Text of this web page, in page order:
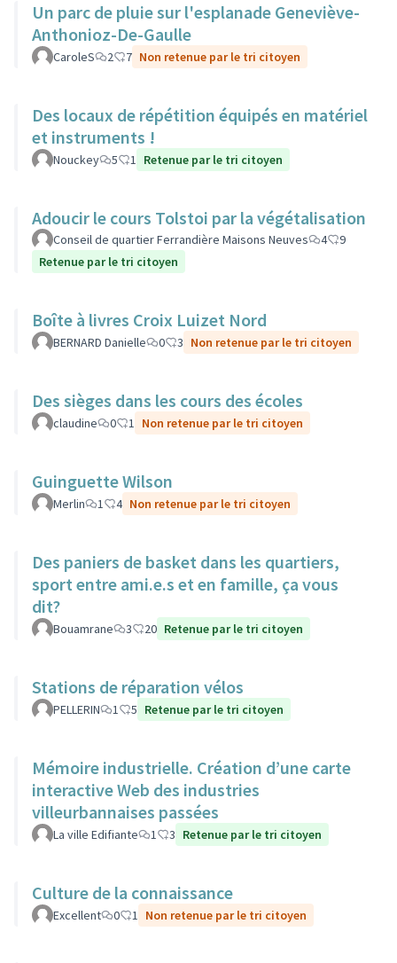
Un parc de pluie sur l'esplanade Geneviève-
Anthonioz-De-Gaulle
CaroleS 2 7 Non retenue par le tri citoyen
Des locaux de répétition équipés en matériel
et instruments !
Nouckey 5 1 Retenue par le tri citoyen
Adoucir le cours Tolstoi par la végétalisation
Conseil de quartier Ferrandière Maisons Neuves 4
9
Retenue par le tri citoyen
Boîte à livres Croix Luizet Nord
BERNARD Danielle 0 3 Non retenue par le tri citoyen
Des sièges dans les cours des écoles
claudine 0 1 Non retenue par le tri citoyen
Guinguette Wilson
Merlin 1 4 Non retenue par le tri citoyen
Des paniers de basket dans les quartiers,
sport entre ami.e.s et en famille, ça vous
dit?
Bouamrane 3 20 Retenue par le tri citoyen
Stations de réparation vélos
PELLERIN 1 5 Retenue par le tri citoyen
Mémoire industrielle. Création d’une carte
interactive Web des industries
villeurbannaises passées
La ville Edifiante 1 3 Retenue par le tri citoyen
Culture de la connaissance
Excellent 0 1 Non retenue par le tri citoyen